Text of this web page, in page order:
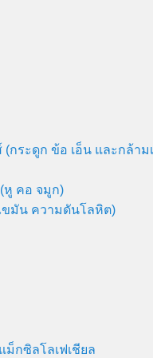
กระดูก ข้อ เอ็น และกล้าม
หู คอ จมูก)
ขมัน ความดันโลหิต)
กซิลโลเฟเชียล